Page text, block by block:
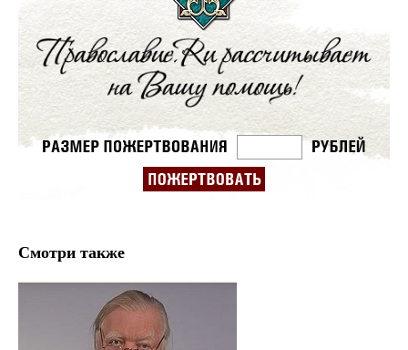
Смотри также